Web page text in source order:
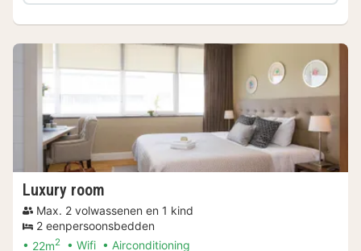
Luxury room
Max. 2 volwassenen en 1 kind
2 eenpersoonsbedden
22m2 Wifi Airconditioning